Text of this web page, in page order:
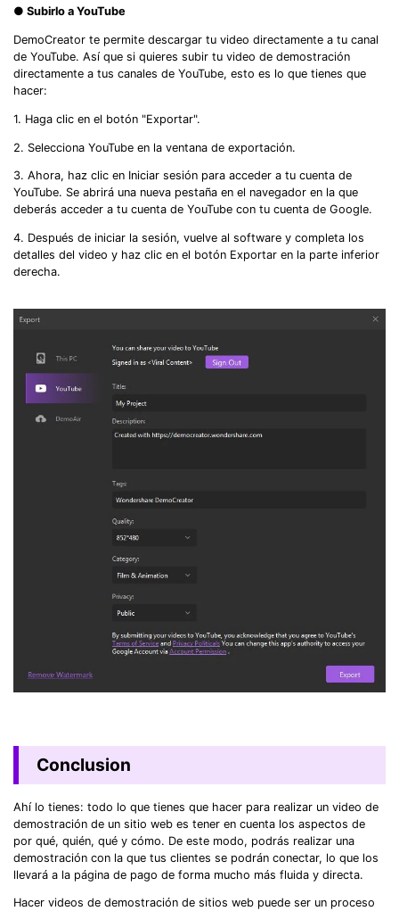
● Subirlo a YouTube
DemoCreator te permite descargar tu video directamente a tu canal
de YouTube. Así que si quieres subir tu video de demostración
directamente a tus canales de YouTube, esto es lo que tienes que
hacer:
1. Haga clic en el botón "Exportar".
2. Selecciona YouTube en la ventana de exportación.
3. Ahora, haz clic en Iniciar sesión para acceder a tu cuenta de
YouTube. Se abrirá una nueva pestaña en el navegador en la que
deberás acceder a tu cuenta de YouTube con tu cuenta de Google.
4. Después de iniciar la sesión, vuelve al software y completa los
detalles del video y haz clic en el botón Exportar en la parte inferior
derecha.
Conclusion
Ahí lo tienes: todo lo que tienes que hacer para realizar un video de
demostración de un sitio web es tener en cuenta los aspectos de
por qué, quién, qué y cómo. De este modo, podrás realizar una
demostración con la que tus clientes se podrán conectar, lo que los
llevará a la página de pago de forma mucho más fluida y directa.
Hacer videos de demostración de sitios web puede ser un proceso